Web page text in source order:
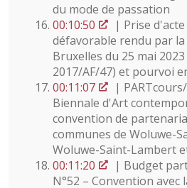
du mode de passation
00:10:50
| Prise
défavorable rendu par
Bruxelles du 25 mai
2017/AF/47) et pourvoi
00:11:07
|
Biennale d'Art
convention de
communes de Woluwe-
Woluwe-Saint-Lambert
00:11:20
| Budget
N°52 – Convention avec